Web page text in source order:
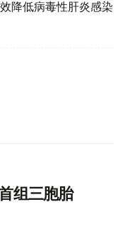
降低病毒性肝炎感染
组三胞胎